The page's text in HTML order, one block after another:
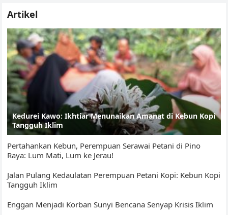
p
k n
sl
at
e
Artikel
Kedurei Kawo: Ikhtiar Menunaikan Amanat di Kebun Kopi
Tangguh Iklim
Pertahankan Kebun, Perempuan Serawai Petani di Pino
Raya: Lum Mati, Lum ke Jerau!
Jalan Pulang Kedaulatan Perempuan Petani Kopi: Kebun Kopi
Tangguh Iklim
Enggan Menjadi Korban Sunyi Bencana Senyap Krisis Iklim